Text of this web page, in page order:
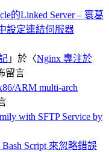
的Linked Server – 寰葛
設定連結伺服器
」於〈Nginx 專注於
留言
ARM multi-arch
with SFTP Service by
Script 來忽略錯誤